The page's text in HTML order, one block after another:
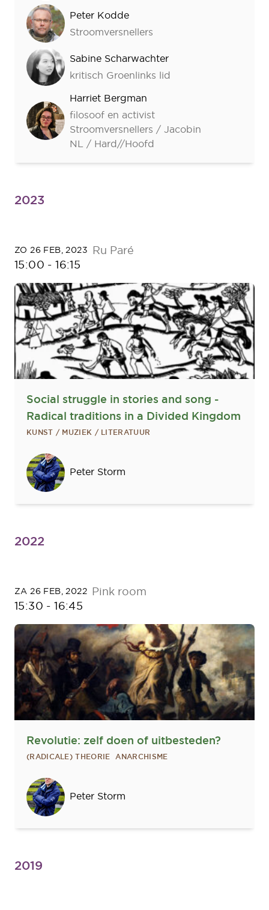
Peter Kodde
Stroomversnellers
Sabine Scharwachter
kritisch Groenlinks lid
Harriet Bergman
filosoof en activist
Stroomversnellers / Jacobin
NL / Hard//Hoofd
2023
ZO 26 FEB, 2023
15:00 -16:15
Ru Paré
Social struggle in stories and song -
Radical traditions in a Divided Kingdom
KUNST / MUZIEK / LITERATUUR
Sprekers
Peter Storm
2022
ZA 26 FEB, 2022
15:30 -16:45
Pink room
Revolutie: zelf doen of uitbesteden?
(RADICALE) THEORIE ANARCHISME
Sprekers
Peter Storm
2019